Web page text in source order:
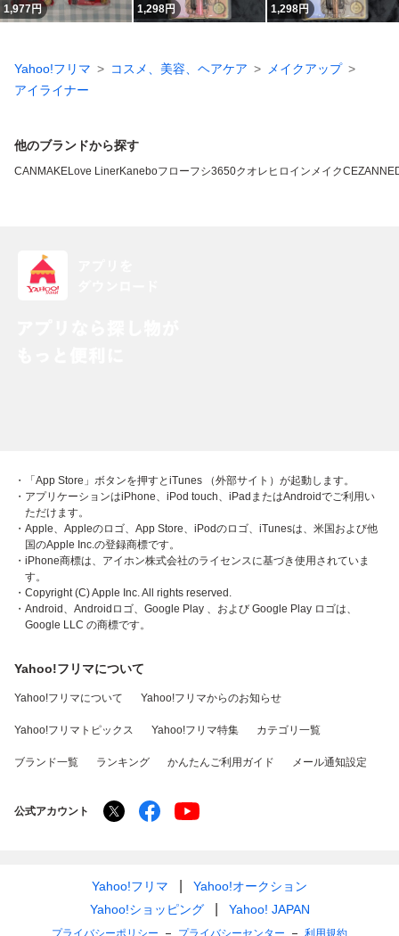
1,977円 1,298円 1,298円
Yahoo!フリマ コスメ、美容、ヘアケア
メイクアップ
アイライナー
他のブランドから探す
CANMAKELove LinerKaneboフローフシ3650クオレ ヒロインメイクCEZANNE
・「App Store」ボタンを押すとiTunes （外部サイト）が起動します。
・アプリケーションはiPhone、iPod touch、iPadまたはAndroidでご利用い
ただけます。
・Apple、Appleのロゴ、App Store、iPodのロゴ、iTunesは、米国および他
国のApple Inc.の登録商標です。
・iPhone商標は、アイホン株式会社のライセンスに基づき使用されていま
す。
・Copyright (C) Apple Inc. All rights reserved.
・Android、Androidロゴ、Google Play 、および Google Play ロゴは、
Google LLC の商標です。
Yahoo!フリマについて
Yahoo!フリマについて Yahoo!フリマからのお知らせ
Yahoo!フリマトピックス Yahoo!フリマ特集 カテゴリ一覧
ブランド一覧 ランキング かんたんご利用ガイド メール通知設定
公式アカウント
Yahoo!フリマ
Yahoo!オークション
Yahoo!ショッピング
Yahoo! JAPAN